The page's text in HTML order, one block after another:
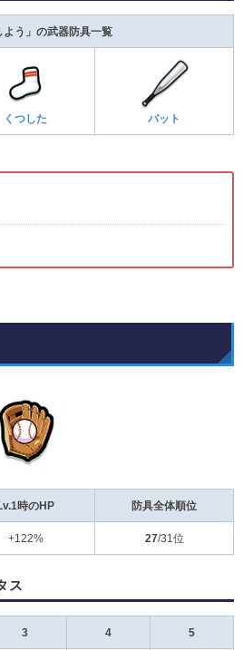
よう」の武器防具一覧
くつした バット
時のHP 防具全体順位
+122% 27/31位
ス
3 4 5